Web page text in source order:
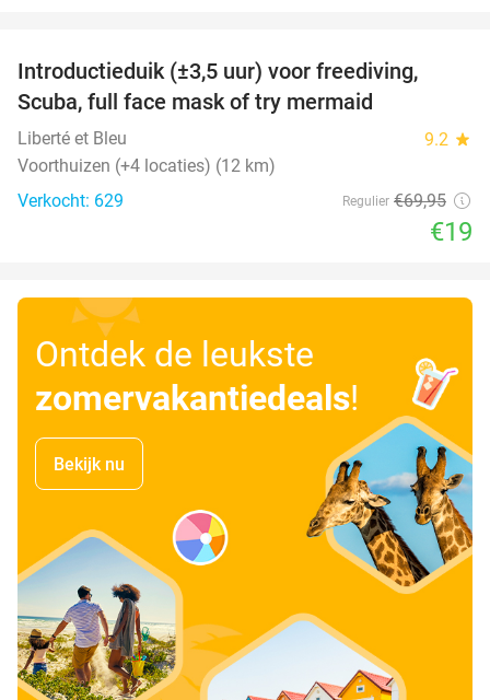
Introductieduik (±3,5 uur) voor freediving,
Scuba, full face mask of try mermaid
Liberté et Bleu 9.2 star
Voorthuizen (+4 locaties) (12 km)
Verkocht: 629
Regulier €69,95
€19
Ontdek de leukste
zomervakantiedeals!
Bekijk nu